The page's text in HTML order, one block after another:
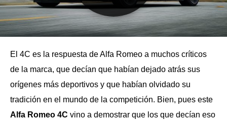
El 4C es la respuesta de Alfa Romeo a muchos críticos
de la marca, que decían que habían dejado atrás sus
orígenes más deportivos y que habían olvidado su
tradición en el mundo de la competición. Bien, pues este
Alfa Romeo 4C vino a demostrar que los que decían eso